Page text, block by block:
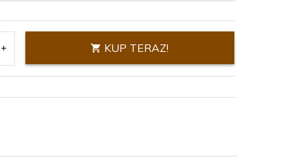
KUP TERAZ!